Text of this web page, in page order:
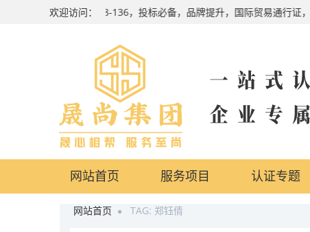
欢迎访问：
咨询热线：4000-138-136，投标必备，品牌提升，国际贸易通行证，
网站首页 服务项目 认证专题
网站首页 TAG: 郑钰倩